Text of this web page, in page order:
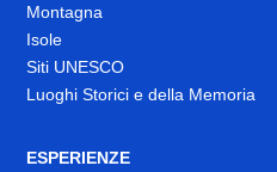
Montagna
Isole
Siti UNESCO
Luoghi Storici e della Memoria
ESPERIENZE